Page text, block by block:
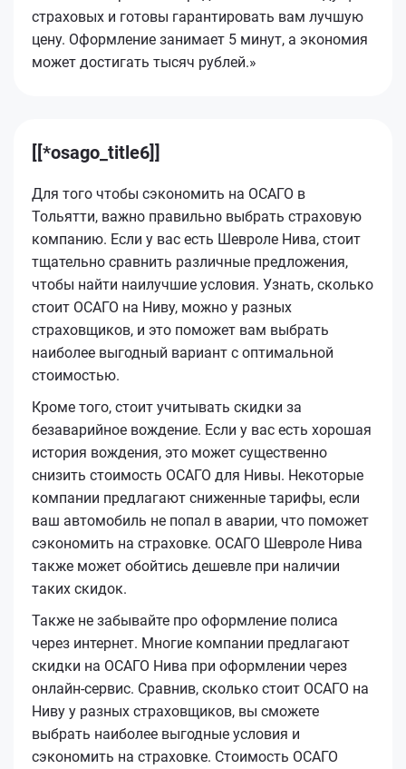
страховых и готовы гарантировать вам лучшую
цену. Оформление занимает 5 минут, а экономия
может достигать тысяч рублей.»
[[*osago_title6]]
Для того чтобы сэкономить на ОСАГО в
Тольятти, важно правильно выбрать страховую
компанию. Если у вас есть Шевроле Нива, стоит
тщательно сравнить различные предложения,
чтобы найти наилучшие условия. Узнать, сколько
стоит ОСАГО на Ниву, можно у разных
страховщиков, и это поможет вам выбрать
наиболее выгодный вариант с оптимальной
стоимостью.
Кроме того, стоит учитывать скидки за
безаварийное вождение. Если у вас есть хорошая
история вождения, это может существенно
снизить стоимость ОСАГО для Нивы. Некоторые
компании предлагают сниженные тарифы, если
ваш автомобиль не попал в аварии, что поможет
сэкономить на страховке. ОСАГО Шевроле Нива
также может обойтись дешевле при наличии
таких скидок.
Также не забывайте про оформление полиса
через интернет. Многие компании предлагают
скидки на ОСАГО Нива при оформлении через
онлайн-сервис. Сравнив, сколько стоит ОСАГО на
Ниву у разных страховщиков, вы сможете
выбрать наиболее выгодные условия и
сэкономить на страховке. Стоимость ОСАГО